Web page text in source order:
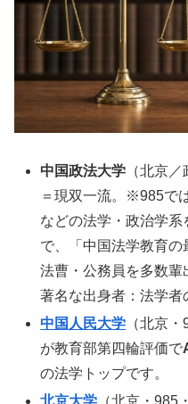
中国政法大学 （北京
＝現双一流。※985で
などの法学・政治学
で、「中国法学教育の
法曹・公務員を多数輩
著名な出身者：法学者
中国人民大学 （北京
が教育部第四輪評価で
の法学トップです。
北京大学 （北京・985